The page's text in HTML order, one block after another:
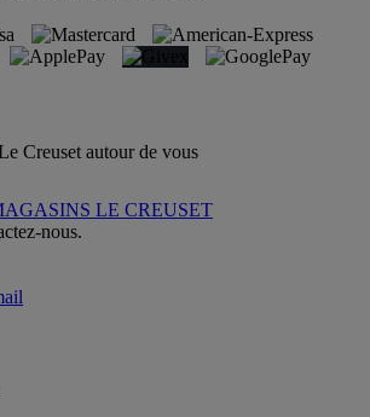
Creuset autour de vous
LE CREUSET
nous.